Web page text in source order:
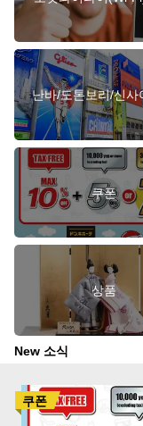
난바/도톤보리/신사
쿠폰
상품
New 소식
쿠폰